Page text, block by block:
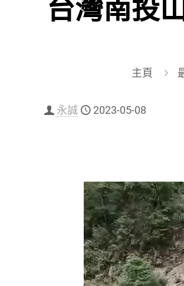
台灣南投
主頁
永誠 2023-05-08